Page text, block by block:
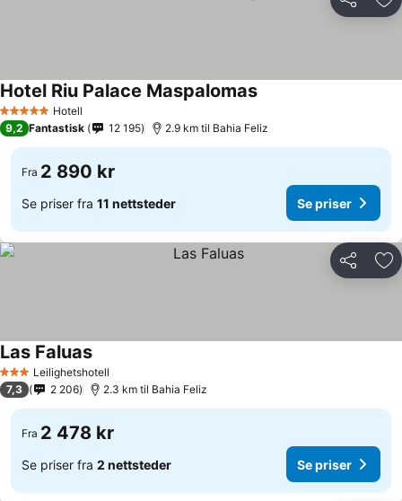
Del
5 Stjerner Hotell
Hotel Riu Palace MaspalomasSe priser
9,2 Fantastisk 12 195 2.9 km til Bahia Feliz
Fra 2 890 kr
Se priser fra 11 nettsteder Se priser
Del
3 StjernerLeilighetshotell
Las FaluasSe priser
7,3 2 206 2.3 km til Bahia Feliz
Fra 2 478 kr
Se priser fra 2 nettsteder Se priser